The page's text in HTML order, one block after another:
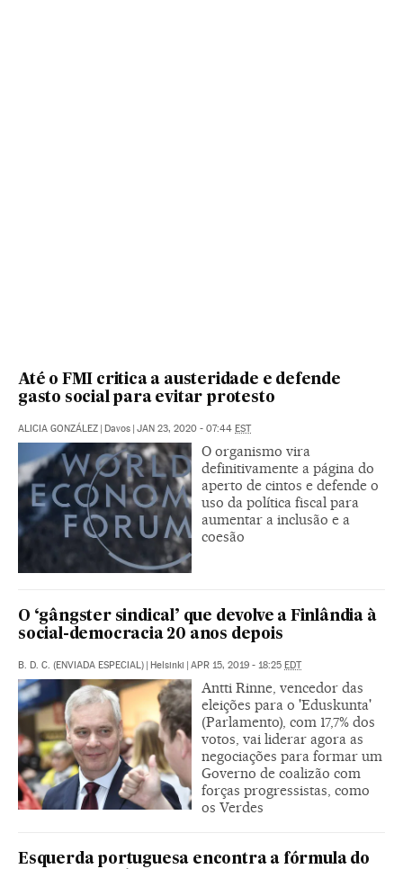
Até o FMI critica a austeridade e defende
gasto social para evitar protesto
ALICIA GONZÁLEZ Davos JAN 23, 2020 - 07:44 EST
O organismo vira
definitivamente a página do
aperto de cintos e defende o
uso da política fiscal para
aumentar a inclusão e a
coesão
O ‘gângster sindical’ que devolve a Finlândia à
social-democracia 20 anos depois
B. D. C. (ENVIADA ESPECIAL) Helsinki APR 15, 2019 - 18:25 EDT
Antti Rinne, vencedor das
eleições para o 'Eduskunta'
(Parlamento), com 17,7% dos
votos, vai liderar agora as
negociações para formar um
Governo de coalizão com
forças progressistas, como
os Verdes
Esquerda portuguesa encontra a fórmula do